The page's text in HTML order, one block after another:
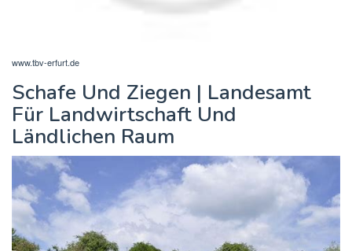
www.tbv-erfurt.de
Schafe Und Ziegen | Landesamt
Für Landwirtschaft Und
Ländlichen Raum